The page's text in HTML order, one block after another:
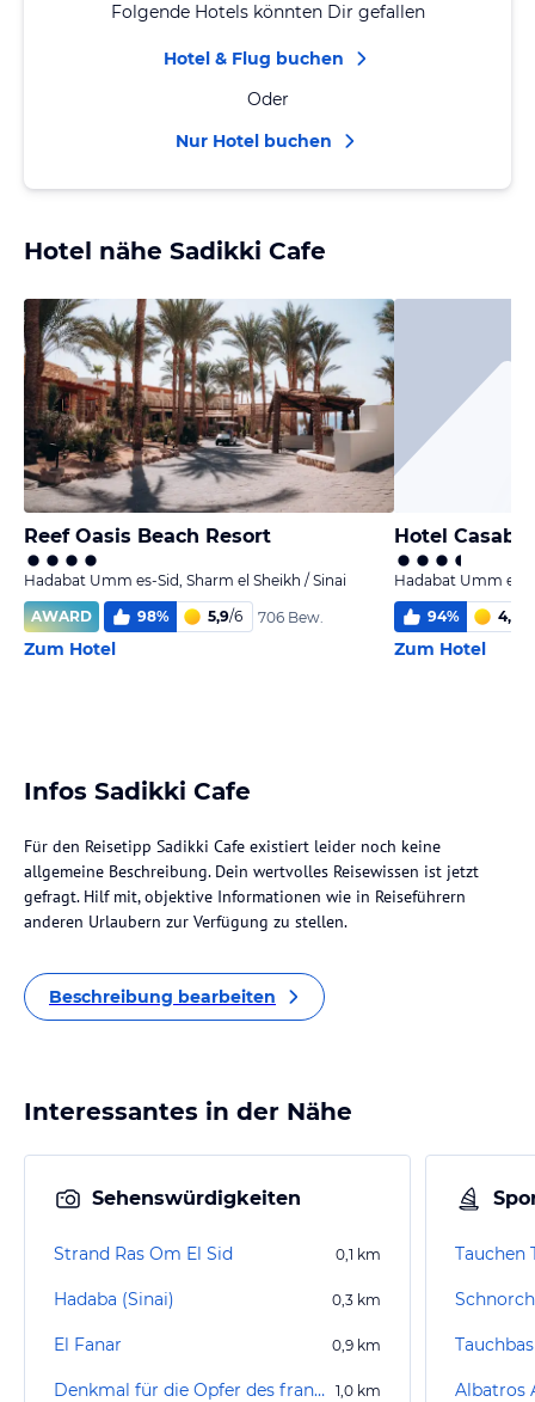
Folgende Hotels könnten Dir gefallen
Hotel & Flug buchen
Oder
Nur Hotel buchen
Hotel nähe Sadikki Cafe
Reef Oasis Beach Resort
Hadabat Umm es-Sid, Sharm el Sheikh / Sinai
AWARD
98% 5,9/6 706 Bew.
Zum Hotel
Hotel
Hadabat Umm es-
94% 4,8
Zum Hotel
Infos Sadikki Cafe
Für den Reisetipp Sadikki Cafe existiert leider noch keine
allgemeine Beschreibung. Dein wertvolles Reisewissen ist jetzt
gefragt. Hilf mit, objektive Informationen wie in Reiseführern
anderen Urlaubern zur Verfügung zu stellen.
Beschreibung bearbeiten
Interessantes in der Nähe
Sehenswürdigkeiten
Strand Ras Om El Sid 0,1 km
Hadaba (Sinai) 0,3 km
El Fanar 0,9 km
Denkmal für die Opfer des französischen Flugzeugabsturzes 1,0 km Albatros